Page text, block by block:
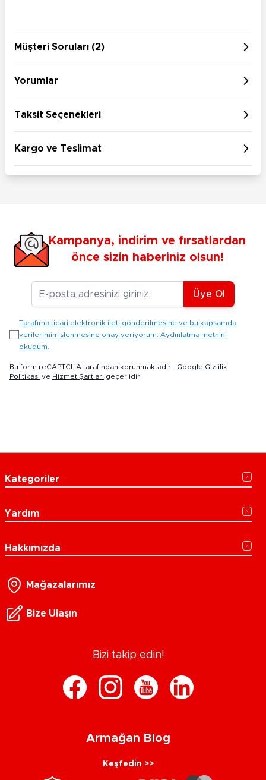
Müşteri Soruları (2)
Yorumlar
Taksit Seçenekleri
Kargo ve Teslimat
Kampanya, indirim ve fırsatlardan
önce sizin haberiniz olsun!
E-posta Adresiniz
Üye Ol
Tarafıma ticari elektronik ileti gönderilmesine ve bu kapsamda
verilerimin işlenmesine onay veriyorum. Aydınlatma metnini
okudum.
Bu form reCAPTCHA tarafından korunmaktadır - Google Gizlilik
Politikası ve Hizmet Şartları geçerlidir.
Kategoriler
Yardım
Hakkımızda
Mağazalarımız
Bize Ulaşın
Bizi takip edin!
Armağan Blog
Keşfedin >>